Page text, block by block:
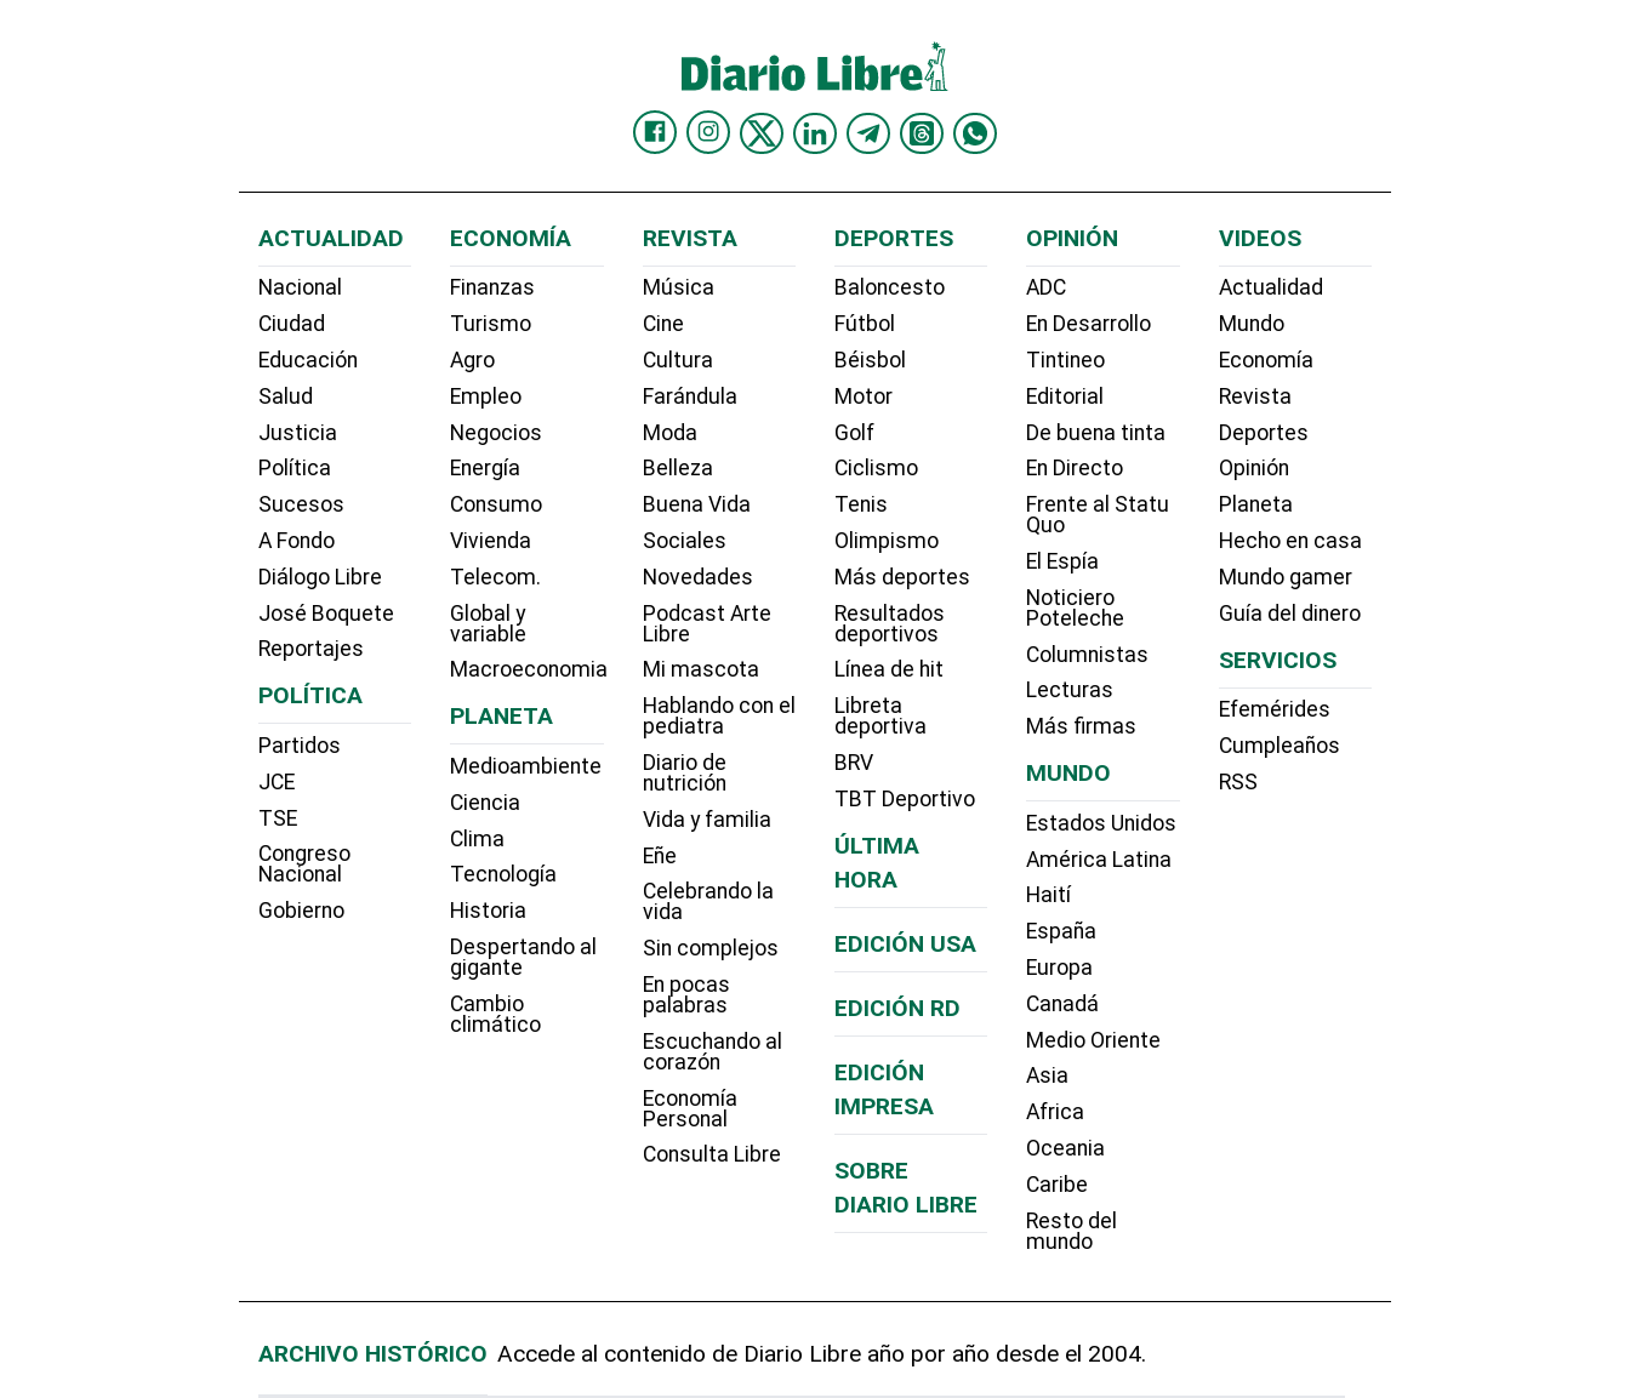
ACTUALIDAD
Nacional
Ciudad
Educación
Salud
Justicia
Política
Sucesos
A Fondo
Diálogo Libre
José Boquete
Reportajes
POLÍTICA
Partidos
JCE
TSE
Congreso
Nacional
Gobierno
ECONOMÍA
Finanzas
Turismo
Agro
Empleo
Negocios
Energía
Consumo
Vivienda
Telecom.
Global y
variable
Macroeconomia
PLANETA
Medioambiente
Ciencia
Clima
Tecnología
Historia
Despertando al
gigante
Cambio
climático
REVISTA
Música
Cine
Cultura
Farándula
Moda
Belleza
Buena Vida
Sociales
Novedades
Podcast Arte
Libre
Mi mascota
Hablando con el
pediatra
Diario de
nutrición
Vida y familia
Eñe
Celebrando la
vida
Sin complejos
En pocas
palabras
Escuchando al
corazón
Economía
Personal
Consulta Libre
DEPORTES
Baloncesto
Fútbol
Béisbol
Motor
Golf
Ciclismo
Tenis
Olimpismo
Más deportes
Resultados
deportivos
Línea de hit
Libreta
deportiva
BRV
TBT Deportivo
ÚLTIMA
HORA
EDICIÓN USA
EDICIÓN RD
EDICIÓN
IMPRESA
SOBRE
DIARIO LIBRE
OPINIÓN
ADC
En Desarrollo
Tintineo
Editorial
De buena tinta
En Directo
Frente al Statu
Quo
El Espía
Noticiero
Poteleche
Columnistas
Lecturas
Más firmas
MUNDO
Estados Unidos
América Latina
Haití
España
Europa
Canadá
Medio Oriente
Asia
Africa
Oceania
Caribe
Resto del
mundo
VIDEOS
Actualidad
Mundo
Economía
Revista
Deportes
Opinión
Planeta
Hecho en casa
Mundo gamer
Guía del dinero
SERVICIOS
Efemérides
Cumpleaños
RSS
ARCHIVO HISTÓRICO Accede al contenido de Diario Libre año por año desde el 2004.